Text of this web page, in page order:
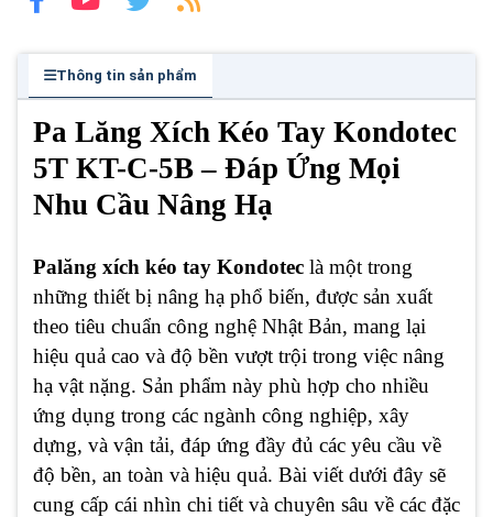
Thông tin sản phẩm
Pa Lăng Xích Kéo Tay Kondotec
5T KT-C-5B – Đáp Ứng Mọi
Nhu Cầu Nâng Hạ
Palăng xích kéo tay Kondotec là một trong
những thiết bị nâng hạ phổ biến, được sản xuất
theo tiêu chuẩn công nghệ Nhật Bản, mang lại
hiệu quả cao và độ bền vượt trội trong việc nâng
hạ vật nặng. Sản phẩm này phù hợp cho nhiều
ứng dụng trong các ngành công nghiệp, xây
dựng, và vận tải, đáp ứng đầy đủ các yêu cầu về
độ bền, an toàn và hiệu quả. Bài viết dưới đây sẽ
cung cấp cái nhìn chi tiết và chuyên sâu về các đặc